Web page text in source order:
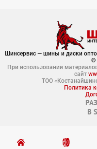
Шинсервис — шины и диски
©
При использовании
сайт
ТОО
Политика
В